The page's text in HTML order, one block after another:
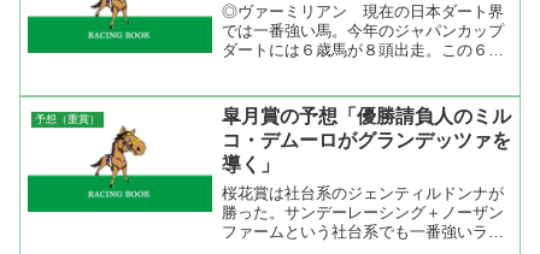
◎ヴァーミリアン 現在の日本ダート界
では一番強い馬。今年のジャパンカップ
ダートには６歳馬が８頭出走。この６歳
ダートでは元気いっぱい。ダートは年齢
を重ねるごとに強い馬が出...
予想（重賞）
皐月賞の予想「優勝請負人のミル
コ・デムーロがグランデッツァを
導く」
桜花賞は社台系のジェンティルドンナが
勝った。サンデーレーシング＋ノーザン
ファームという社台系でも一番強いライ